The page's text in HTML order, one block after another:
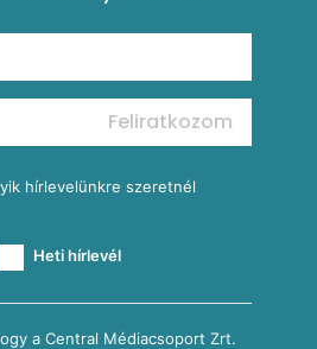
salsával
Feliratkozom
hírlevelünkre szeretnél
Heti hírlevél
a Central Médiacsoport Zrt.